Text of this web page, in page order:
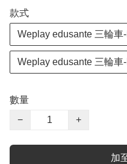
款式
Weplay edusante 三輪車-
Weplay edusante 三輪車
數量
−
+
加